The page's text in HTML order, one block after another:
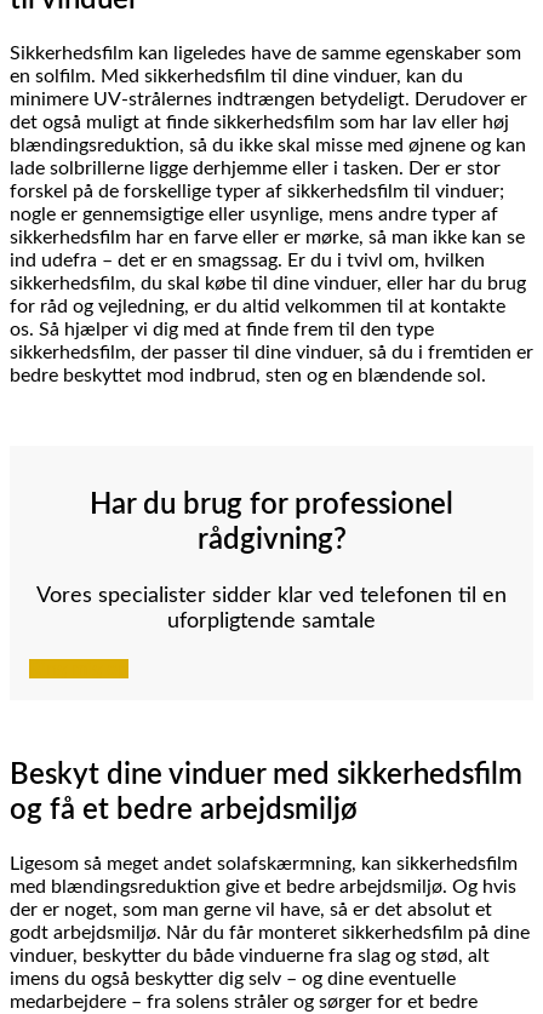
Sikkerhedsfilm kan ligeledes have de samme egenskaber som
en solfilm. Med sikkerhedsfilm til dine vinduer, kan du
minimere UV-strålernes indtrængen betydeligt. Derudover er
det også muligt at finde sikkerhedsfilm som har lav eller høj
blændingsreduktion, så du ikke skal misse med øjnene og kan
lade solbrillerne ligge derhjemme eller i tasken. Der er stor
forskel på de forskellige typer af sikkerhedsfilm til vinduer;
nogle er gennemsigtige eller usynlige, mens andre typer af
sikkerhedsfilm har en farve eller er mørke, så man ikke kan se
ind udefra – det er en smagssag. Er du i tvivl om, hvilken
sikkerhedsfilm, du skal købe til dine vinduer, eller har du brug
for råd og vejledning, er du altid velkommen til at kontakte
os. Så hjælper vi dig med at finde frem til den type
sikkerhedsfilm, der passer til dine vinduer, så du i fremtiden er
bedre beskyttet mod indbrud, sten og en blændende sol.
Har du brug for professionel
rådgivning?
Vores specialister sidder klar ved telefonen til en
uforpligtende samtale
Beskyt dine vinduer med sikkerhedsfilm
og få et bedre arbejdsmiljø
Ligesom så meget andet solafskærmning, kan sikkerhedsfilm
med blændingsreduktion give et bedre arbejdsmiljø. Og hvis
der er noget, som man gerne vil have, så er det absolut et
godt arbejdsmiljø. Når du får monteret sikkerhedsfilm på dine
vinduer, beskytter du både vinduerne fra slag og stød, alt
imens du også beskytter dig selv – og dine eventuelle
medarbejdere – fra solens stråler og sørger for et bedre